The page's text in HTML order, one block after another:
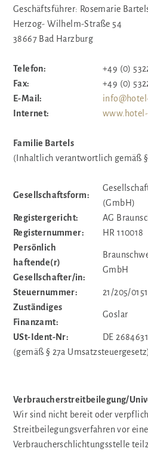
Geschäftsführer: Rosemarie
Herzog- Wilhelm-Straße 54
38667 Bad Harzburg
Telefon:
+49 (0)
Fax:
+49 (0)
E-Mail:
Internet:
Familie Bartels
(Inhaltlich verantwortlich gemäß §
Gesellschaftsform:
(GmbH)
Registergericht:
AG
Registernummer:
HR 110018
Persönlich
haftende(r)
Gesellschafter/in:
GmbH
Steuernummer:
21/205/
Zuständiges
Finanzamt:
Goslar
USt-Ident-Nr:
DE
(gemäß § 27a
Verbraucherstreitbeilegung/
Wir sind nicht bereit oder
Streitbeilegungsverfahren vor
Verbraucherschlichtungsstelle